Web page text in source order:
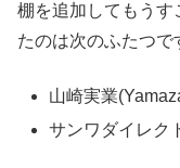
棚を追加してもうす
たのは次のふたつで
山崎実業
サンワダイレク